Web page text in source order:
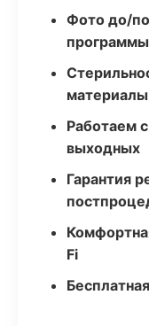
Фото до/
программы
материалы
Работаем
выходных
Гарантия
Fi